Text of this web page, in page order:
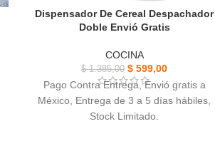
Dispensador De Cereal Despachador
Doble Envió Gratis
COCINA
$1.385,00 $ 599,00
Pago Contra Entrega, Envió gratis a
México, Entrega de 3 a 5 días hábiles,
Stock Limitado.